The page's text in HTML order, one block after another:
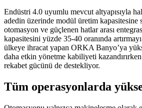
Endüstri 4.0 uyumlu mevcut altyapısıyla
adedin üzerinde modül üretim kapasitesine
otomasyon ve güçlenen hatlar arası
kapasitesini yüzde 35-40 oranında
ülkeye ihracat yapan ORKA Banyo’ya
daha etkin yönetme kabiliyeti
rekabet gücünü de destekliyor.
Tüm operasyonlarda